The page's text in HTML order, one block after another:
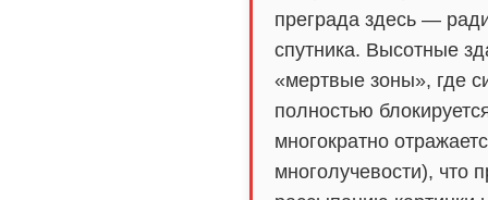
преграда здесь —
спутника. Высотные
«мертвые зоны», где
полностью
многократно
многолучевости), что